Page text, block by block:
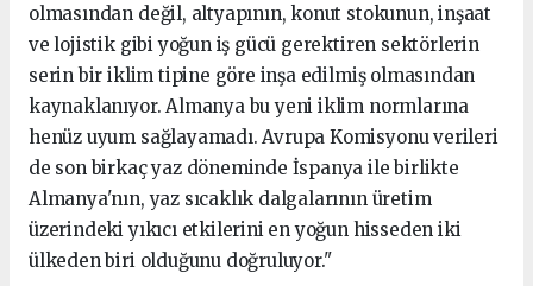
olmasından değil, altyapının, konut stokunun, inşaat
ve lojistik gibi yoğun iş gücü gerektiren sektörlerin
serin bir iklim tipine göre inşa edilmiş olmasından
kaynaklanıyor. Almanya bu yeni iklim normlarına
henüz uyum sağlayamadı. Avrupa Komisyonu verileri
de son birkaç yaz döneminde İspanya ile birlikte
Almanya'nın, yaz sıcaklık dalgalarının üretim
üzerindeki yıkıcı etkilerini en yoğun hisseden iki
ülkeden biri olduğunu doğruluyor."